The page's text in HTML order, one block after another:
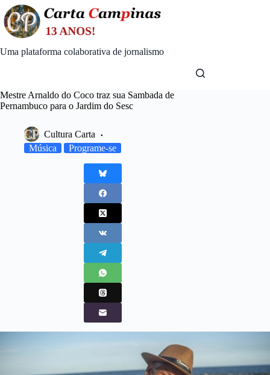
Skip
to
content
Uma plataforma colaborativa de jornalismo
Mestre Arnaldo do Coco traz sua Sambada de
Pernambuco para o Jardim do Sesc
Cultura Carta
Música
Programe-se